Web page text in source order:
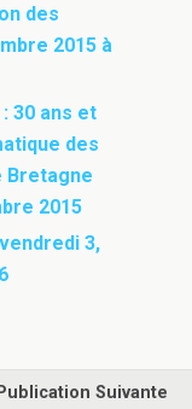
des
2015 à
30 ans et
des
Bretagne
2015
3,
Publication Suivante